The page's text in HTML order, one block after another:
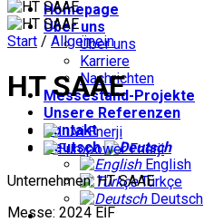
Homepage
Über uns
Über uns
Karriere
Nachrichten
Messestand-Projekte
Unsere Referenzen
Kontakt
Deutsch
English
Türkçe
Deutsch
Start / Allgemein
HT SAAE
Unternehmen: HT SAAE
Messe: 2024 EİF